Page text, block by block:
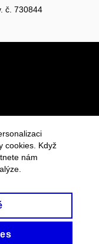
č. 730844
cookies. Když
nám